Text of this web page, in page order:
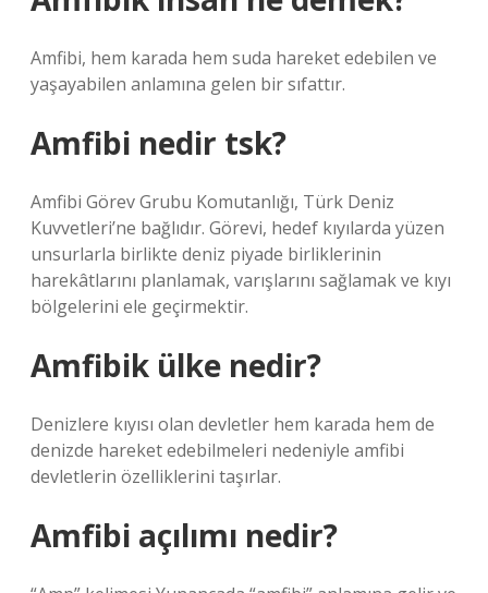
Amfibi, hem karada hem suda hareket edebilen ve
yaşayabilen anlamına gelen bir sıfattır.
Amfibi nedir tsk?
Amfibi Görev Grubu Komutanlığı, Türk Deniz
Kuvvetleri’ne bağlıdır. Görevi, hedef kıyılarda yüzen
unsurlarla birlikte deniz piyade birliklerinin
harekâtlarını planlamak, varışlarını sağlamak ve kıyı
bölgelerini ele geçirmektir.
Amfibik ülke nedir?
Denizlere kıyısı olan devletler hem karada hem de
denizde hareket edebilmeleri nedeniyle amfibi
devletlerin özelliklerini taşırlar.
Amfibi açılımı nedir?